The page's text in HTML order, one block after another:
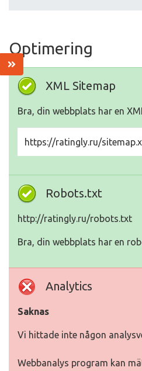
Optimering
XML Sitemap
Bra, din webbplats har en
https://ratingly.ru/
Robots.txt
http://ratingly.ru/robots.txt
Bra, din webbplats har en
Analytics
Saknas
Vi hittade inte någon
Webbanalys program kan